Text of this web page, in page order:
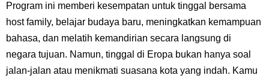
Program ini memberi kesempatan untuk tinggal bersama
host family, belajar budaya baru, meningkatkan kemampuan
bahasa, dan melatih kemandirian secara langsung di
negara tujuan. Namun, tinggal di Eropa bukan hanya soal
jalan-jalan atau menikmati suasana kota yang indah. Kamu